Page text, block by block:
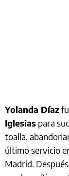
Yolanda Díaz
Iglesias para
toalla,
último servicio
Madrid.